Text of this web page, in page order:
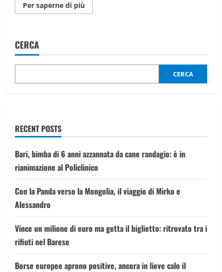
Per saperne di più
informazioni
i
attivisti
saranno
CERCA
CERCA
RECENT POSTS
Bari, bimba di 6 anni azzannata da cane randagio: è in
rianimazione al Policlinico
Con la Panda verso la Mongolia, il viaggio di Mirko e
Alessandro
Vince un milione di euro ma getta il biglietto: ritrovato tra i
rifiuti nel Barese
Borse europee aprono positive, ancora in lieve calo il